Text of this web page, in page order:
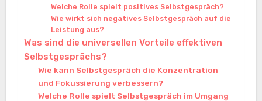
Welche Rolle spielt positives Selbstgespräch?
Wie wirkt sich negatives Selbstgespräch auf die
Leistung aus?
Was sind die universellen Vorteile effektiven
Selbstgesprächs?
Wie kann Selbstgespräch die Konzentration
und Fokussierung verbessern?
Welche Rolle spielt Selbstgespräch im Umgang